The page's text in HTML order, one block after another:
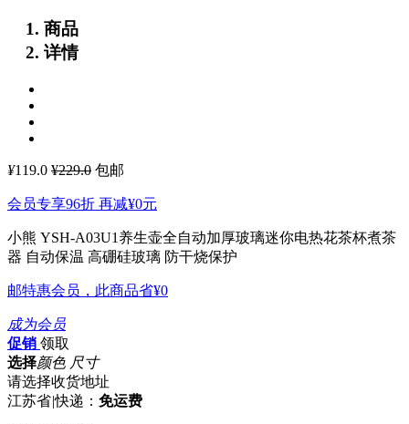
商品
详情
¥119.0 ¥229.0 包邮
会员专享96折 再减¥0元
小熊 YSH-A03U1养生壶全自动加厚玻璃迷你电热花茶杯煮茶
器 自动保温 高硼硅玻璃 防干烧保护
邮特惠会员，此商品省¥0
成为会员
促销 领取
选择颜色 尺寸
请选择收货地址
江苏省|快递： 免运费